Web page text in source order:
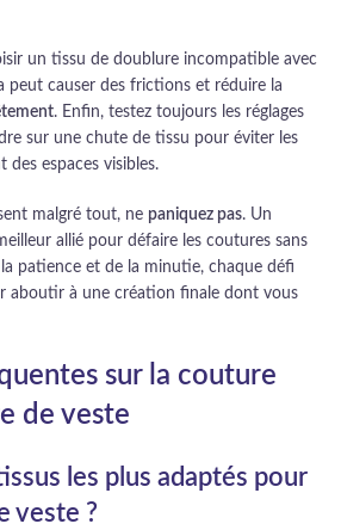
un tissu de doublure incompatible avec
peut causer des frictions et réduire la
. Enfin, testez toujours les réglages
sur une chute de tissu pour éviter les
des espaces visibles.
malgré tout, ne paniquez pas. Un
allié pour défaire les coutures sans
patience et de la minutie, chaque défi
aboutir à une création finale dont vous
sur la couture
de veste
les plus adaptés pour
veste ?